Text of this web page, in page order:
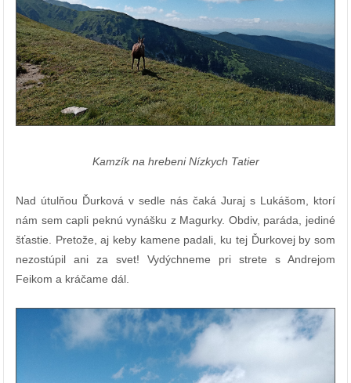
Kamzík na hrebeni Nízkych Tatier
Nad útulňou Ďurková v sedle nás čaká Juraj s Lukášom, ktorí
nám sem capli peknú vynášku z Magurky. Obdiv, paráda, jediné
šťastie. Pretože, aj keby kamene padali, ku tej Ďurkovej by som
nezostúpil ani za svet! Vydýchneme pri strete s Andrejom
Feikom a kráčame dál.